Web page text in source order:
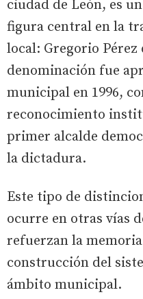
ciudad de León, es
figura central en la
local: Gregorio Pérez
denominación fue
municipal en 1996,
reconocimiento
primer alcalde
la dictadura.
Este tipo de
ocurre en otras vías
refuerzan la
construcción del
ámbito municipal.